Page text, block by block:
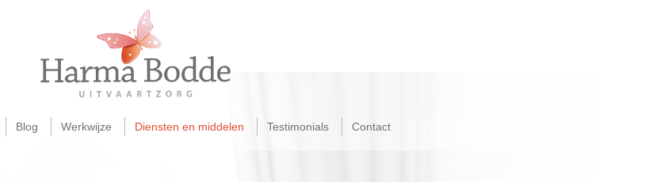
Blog Werkwijze Diensten en middelen Testimonials Contact